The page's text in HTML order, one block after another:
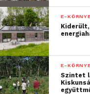
E-
Kiderült,
E-
Szintet